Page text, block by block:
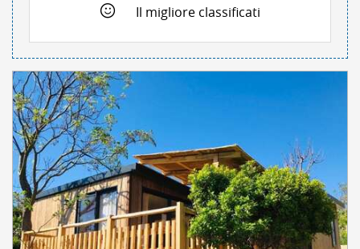
Il migliore classificati